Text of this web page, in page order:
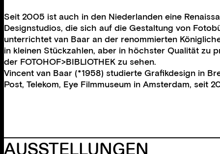
Seit 2005 ist auch in den Niederlanden eine
Designstudios, die sich auf die Gestaltung von
unterrichtet van Baar an der renommierten
in kleinen Stückzahlen, aber in höchster Qualität zu
der FOTOHOF>BIBLIOTHEK zu sehen.
Vincent van Baar (*1958) studierte Grafikdesign in
Post, Telekom, Eye Filmmuseum in Amsterdam,